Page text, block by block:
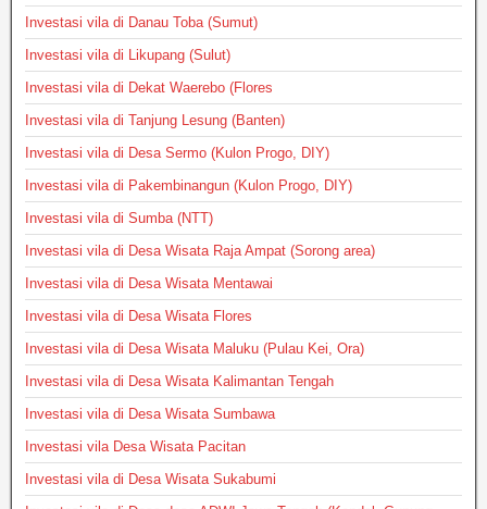
Investasi vila di Danau Toba (Sumut)
Investasi vila di Likupang (Sulut)
Investasi vila di Dekat Waerebo (Flores
Investasi vila di Tanjung Lesung (Banten)
Investasi vila di Desa Sermo (Kulon Progo, DIY)
Investasi vila di Pakembinangun (Kulon Progo, DIY)
Investasi vila di Sumba (NTT)
Investasi vila di Desa Wisata Raja Ampat (Sorong area)
Investasi vila di Desa Wisata Mentawai
Investasi vila di Desa Wisata Flores
Investasi vila di Desa Wisata Maluku (Pulau Kei, Ora)
Investasi vila di Desa Wisata Kalimantan Tengah
Investasi vila di Desa Wisata Sumbawa
Investasi vila Desa Wisata Pacitan
Investasi vila di Desa Wisata Sukabumi